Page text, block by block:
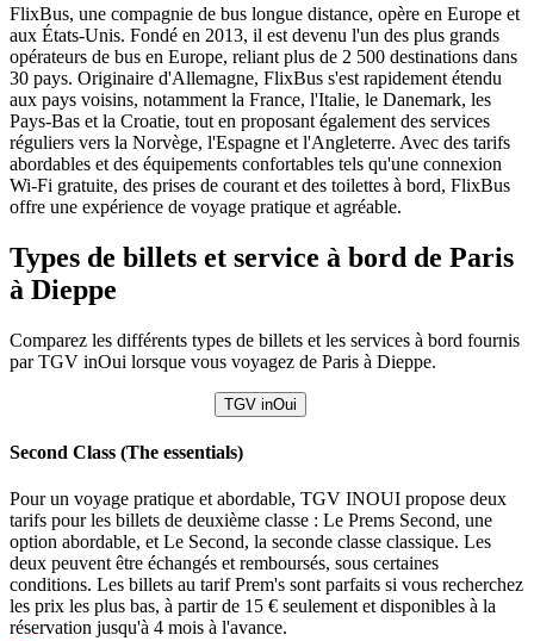
FlixBus, une compagnie de bus longue distance, opère en Europe et
aux États-Unis. Fondé en 2013, il est devenu l'un des plus grands
opérateurs de bus en Europe, reliant plus de 2 500 destinations dans
30 pays. Originaire d'Allemagne, FlixBus s'est rapidement étendu
aux pays voisins, notamment la France, l'Italie, le Danemark, les
Pays-Bas et la Croatie, tout en proposant également des services
réguliers vers la Norvège, l'Espagne et l'Angleterre. Avec des tarifs
abordables et des équipements confortables tels qu'une connexion
Wi-Fi gratuite, des prises de courant et des toilettes à bord, FlixBus
offre une expérience de voyage pratique et agréable.
Types de billets et service à bord de Paris
à Dieppe
Comparez les différents types de billets et les services à bord fournis
par TGV inOui lorsque vous voyagez de Paris à Dieppe.
TGV inOui
Second Class (The essentials)
Pour un voyage pratique et abordable, TGV INOUI propose deux
tarifs pour les billets de deuxième classe : Le Prems Second, une
option abordable, et Le Second, la seconde classe classique. Les
deux peuvent être échangés et remboursés, sous certaines
conditions. Les billets au tarif Prem's sont parfaits si vous recherchez
les prix les plus bas, à partir de 15 € seulement et disponibles à la
réservation jusqu'à 4 mois à l'avance.